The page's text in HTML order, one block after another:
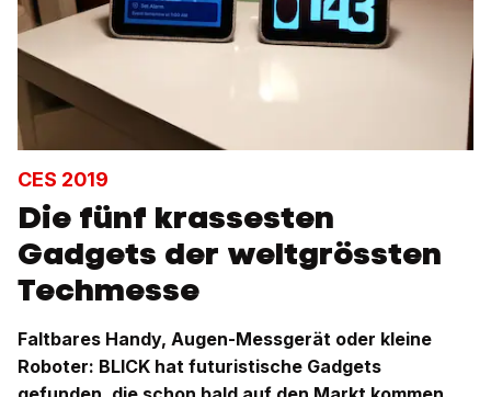
CES 2019
Die fünf krassesten
Gadgets der weltgrössten
Techmesse
Faltbares Handy, Augen-Messgerät oder kleine
Roboter: BLICK hat futuristische Gadgets